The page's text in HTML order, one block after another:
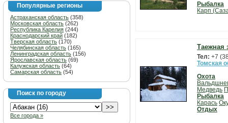
Популярные регионы
Астраханская область (358)
Московская область (262)
Республика Карелия (244)
Краснодарский край (182)
Тверская область (170)
Челябинская область (165)
Ленинградская область (156)
Ярославская область (69)
Калужская область (64)
Самарская область (54)
Поиск по городу
Все города »
Рыбалка
Карп
Таежная
Тел: +7
Томская
Охота
Медведь
Рыбалка
Карась
Отдых